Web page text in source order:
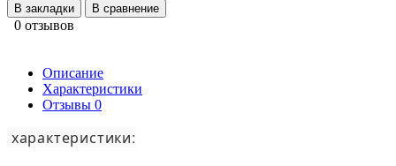
В закладки
В сравнение
0 отзывов
Описание
Характеристики
Отзывы 0
характеристики: